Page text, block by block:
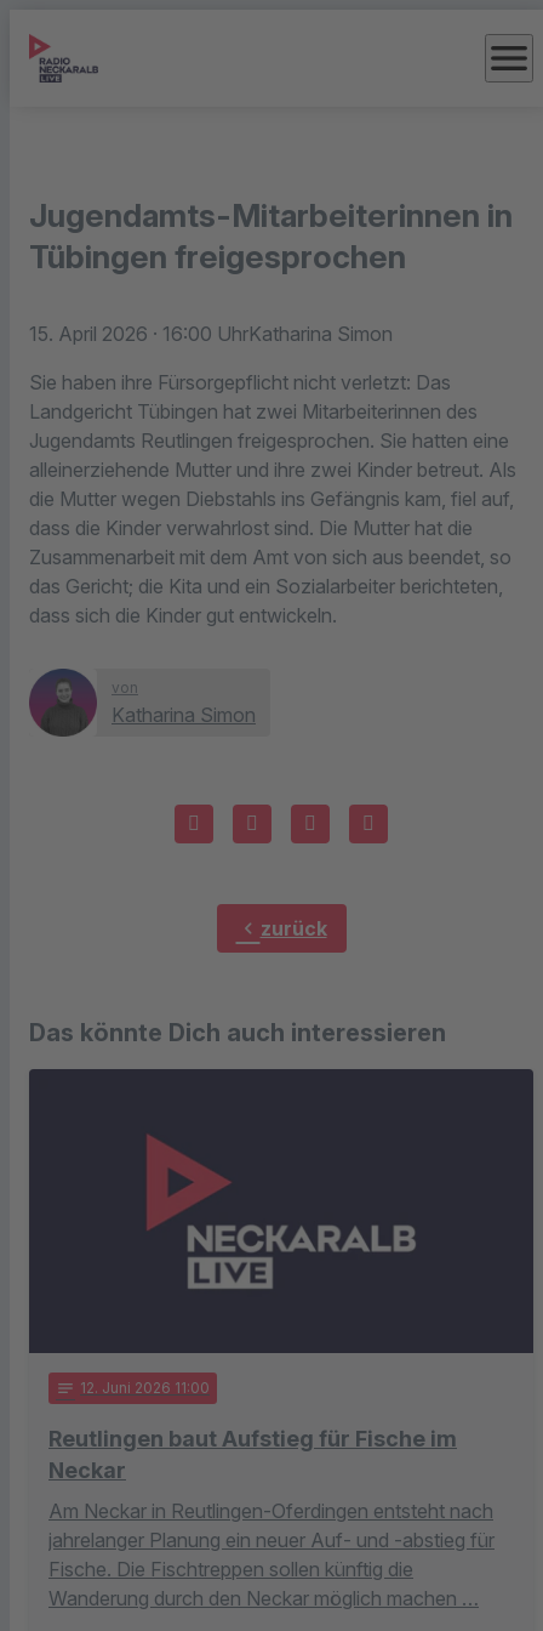
menu
Jugendamts-Mitarbeiterinnen in
Tübingen freigesprochen
15. April 2026 · 16:00 UhrKatharina Simon
Sie haben ihre Fürsorgepflicht nicht verletzt: Das
Landgericht Tübingen hat zwei Mitarbeiterinnen des
Jugendamts Reutlingen freigesprochen. Sie hatten eine
alleinerziehende Mutter und ihre zwei Kinder betreut. Als
die Mutter wegen Diebstahls ins Gefängnis kam, fiel auf,
dass die Kinder verwahrlost sind. Die Mutter hat die
Zusammenarbeit mit dem Amt von sich aus beendet, so
das Gericht; die Kita und ein Sozialarbeiter berichteten,
dass sich die Kinder gut entwickeln.
von
Katharina Simon
chevron_left zurück
Das könnte Dich auch interessieren
notes 12. Juni 2026 11:00
Reutlingen baut Aufstieg für Fische im
Neckar
Am Neckar in Reutlingen-Oferdingen entsteht nach
jahrelanger Planung ein neuer Auf- und -abstieg für
Fische. Die Fischtreppen sollen künftig die
Wanderung durch den Neckar möglich machen …